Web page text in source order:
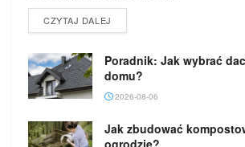
CZYTAJ DALEJ
Poradnik: Jak wybrać
domu?
2026-08-06
Jak zbudować
ogrodzie?